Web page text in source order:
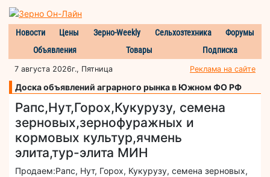
Новости Цены Зерно-Weekly Сельхозтехника
Форумы
Объявления
Товары Подписка
7 августа 2026г., Пятница Реклама на сайте
Доска объявлений аграрного рынка в Южном ФО РФ
Рапс,Нут,Горох,Кукурузу, семена
зерновых,зернофуражных и
кормовых культур,ячмень
элита,тур-элита МИН
Продаем:Рапс, Нут, Горох, Кукурузу, семена зерновых,